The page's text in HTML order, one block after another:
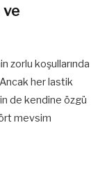
zorlu koşullarında
her lastik
de kendine özgü
mevsim